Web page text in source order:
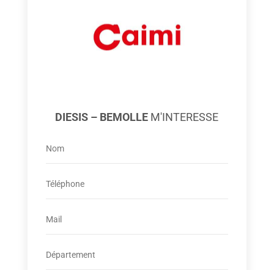
DIESIS – BEMOLLE